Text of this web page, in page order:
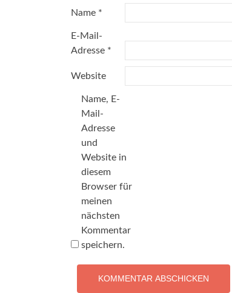
Name *
E-Mail-
Adresse *
Website
Name, E-
Mail-
Adresse
und
Website in
diesem
Browser für
meinen
nächsten
Kommentar
speichern.